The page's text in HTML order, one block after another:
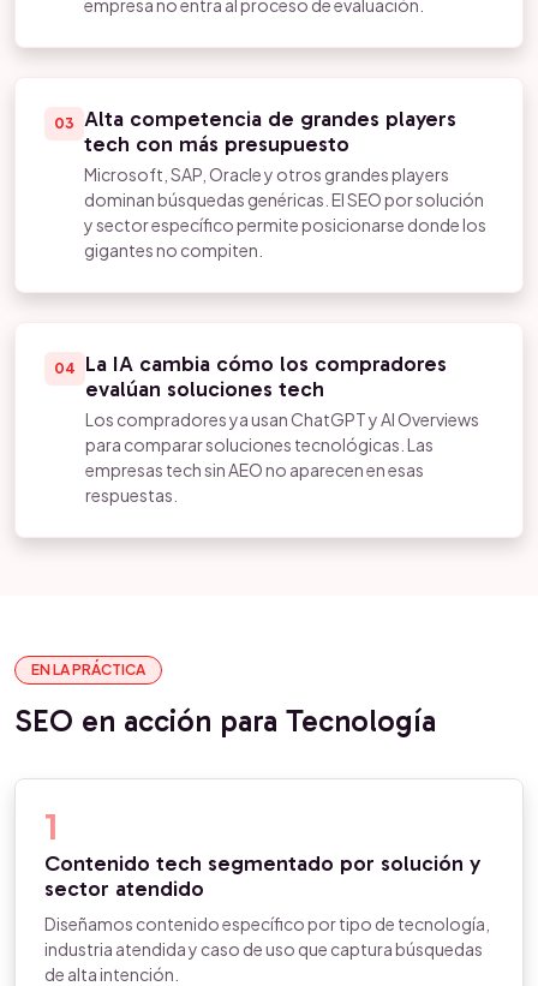
empresa no entra al proceso de evaluación.
03 Alta competencia de grandes players
tech con más presupuesto
Microsoft, SAP, Oracle y otros grandes players
dominan búsquedas genéricas. El SEO por solución
y sector específico permite posicionarse donde los
gigantes no compiten.
04
La IA cambia cómo los compradores
evalúan soluciones tech
Los compradores ya usan ChatGPT y AI Overviews
para comparar soluciones tecnológicas. Las
empresas tech sin AEO no aparecen en esas
respuestas.
EN LA PRÁCTICA
SEO en acción para Tecnología
1
Contenido tech segmentado por solución y
sector atendido
Diseñamos contenido específico por tipo de tecnología,
industria atendida y caso de uso que captura búsquedas
de alta intención.